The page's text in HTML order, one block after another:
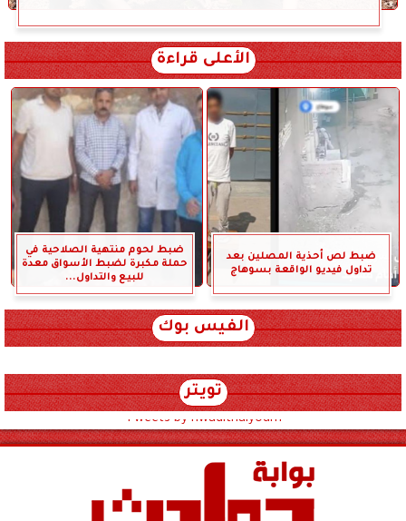
الأعلى قراءة
ضبط لص أحذية المصلين بعد
تداول فيديو الواقعة بسوهاج
ضبط لحوم منتهية الصلاحية في
حملة مكبرة لضبط الأسواق معدة
للبيع والتداول...
الفيس بوك
تويتر
Tweets by hwadithalyoum